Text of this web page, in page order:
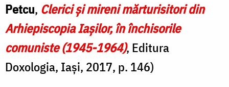
Petcu, Clerici şi mireni mărturisitori din
Arhiepiscopia Iaşilor, în închisorile
comuniste (1945-1964), Editura
Doxologia, Iași, 2017, p. 146)